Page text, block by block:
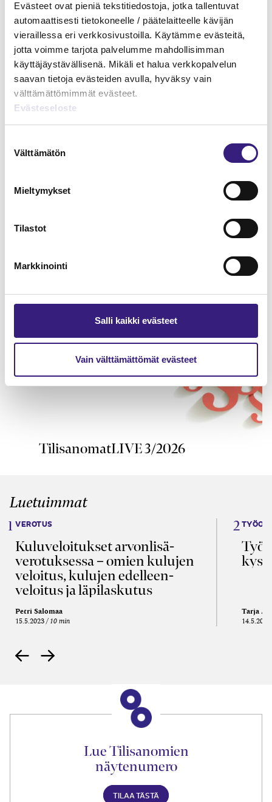
Evästeet ovat pieniä tekstitiedostoja, jotka tallentuvat
automaattisesti tietokoneelle / päätelaitteelle kävijän
vieraillessa eri verkkosivustoilla. Käytämme evästeitä,
jotta voimme tarjota palvelumme mahdollisimman
käyttäjäystävällisenä. Mikäli et halua verkkopalvelun
saavan tietoja evästeiden avulla, hyväksy vain
välttämättömimmät evästeet.
Evästeseloste
valinta
Välttämätön
Mieltymykset
Tilastot
Markkinointi
Salli kaikki evästeet
Vain välttämättömät evästeet
Konsernitilinpäätöksen perusteet
HUOLTOVARMUUS JA VARAUTUMINEN
hallinta tilitoimistossa
TilisanomatLIVE 3/2026
Luetuimmat
VEROTUS
Kulu­veloitukset arvon­lisä­
verotuksessa – omien kulujen
veloitus, kulujen edelleen­
veloitus ja läpi­laskutus
Petri Salomaa
15.5.2023 10 min
Tarja
14.5.2021
Lue Tilisanomien
näytenumero
TILAA TÄSTÄ